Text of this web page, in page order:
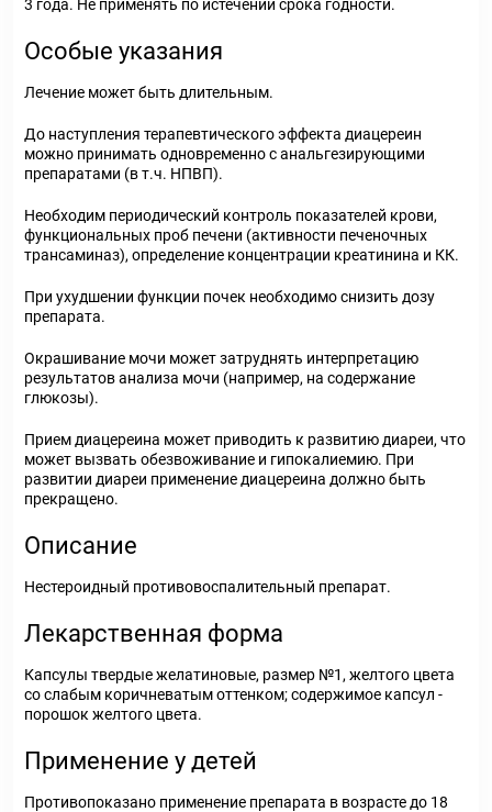
3 года. Не применять по истечении срока годности.
Особые указания
Лечение может быть длительным.
До наступления терапевтического эффекта диацереин
можно принимать одновременно с анальгезирующими
препаратами (в т.ч. НПВП).
Необходим периодический контроль показателей крови,
функциональных проб печени (активности печеночных
трансаминаз), определение концентрации креатинина и КК.
При ухудшении функции почек необходимо снизить дозу
препарата.
Окрашивание мочи может затруднять интерпретацию
результатов анализа мочи (например, на содержание
глюкозы).
Прием диацереина может приводить к развитию диареи, что
может вызвать обезвоживание и гипокалиемию. При
развитии диареи применение диацереина должно быть
прекращено.
Описание
Нестероидный противовоспалительный препарат.
Лекарственная форма
Капсулы твердые желатиновые, размер №1, желтого цвета
со слабым коричневатым оттенком; содержимое капсул -
порошок желтого цвета.
Применение у детей
Противопоказано применение препарата в возрасте до 18